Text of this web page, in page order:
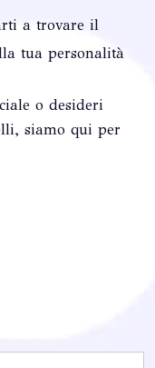
a trovare il
tua personalità
o desideri
siamo qui per